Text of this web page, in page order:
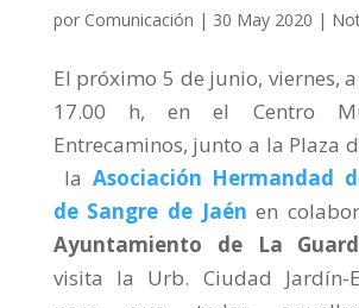
por Comunicación | 30 May 2020 |
El próximo 5 de junio, viernes,
17.00 h, en el Centro
Entrecaminos, junto a la Plaza
la Asociación Hermandad
de Sangre de Jaén en
Ayuntamiento de La
visita la Urb. Ciudad Jardín-